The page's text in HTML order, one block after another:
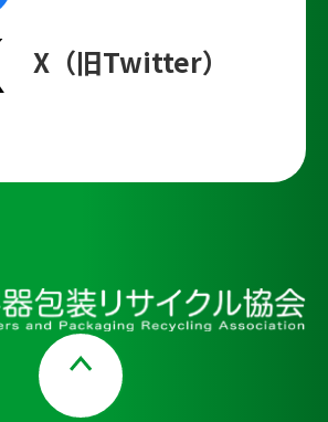
X（旧Twitter）